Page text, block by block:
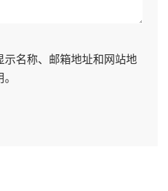
示名称、邮箱地址和网站地